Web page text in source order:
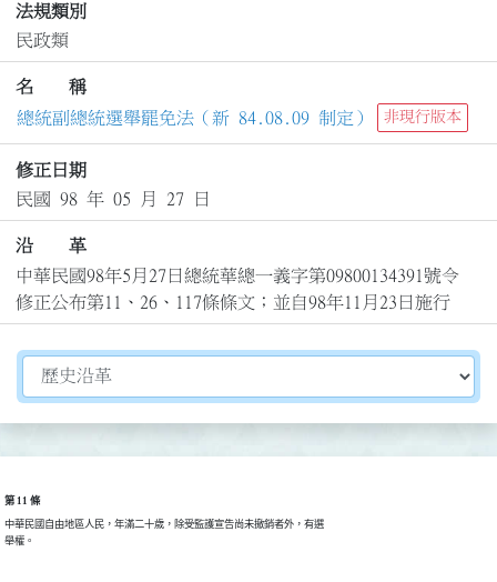
法規類別
民政類
名 稱
總統副總統選舉罷免法（新 84.08.09 制定）
非現行版本
修正日期
民國 98 年 05 月 27 日
沿 革
中華民國98年5月27日總統華總一義字第09800134391號令
修正公布第11、26、117條條文；並自98年11月23日施行
切換選擇法規資訊內容
第 11 條
中華民國自由地區人民，年滿二十歲，除受監護宣告尚未撤銷者外，有選
舉權。